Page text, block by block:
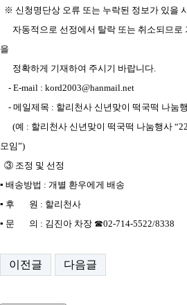
※ 신청명단상 오류 또는 누락된 정보가 있을
자동적으로 선정에서 탈락 또는 취소되므
을
정확하게 기재하여 주시기 바랍니다.
- E-mail : kord2003@hanmail.net
- 메일제목 : 할리천사 신년맞이 떡국떡 나눔
(예 : 할리천사 신년맞이 떡국떡 나눔행사
모임”)
③ 조정 및 선정
▪ 배송방법 : 개별 환우에게 배송
▪ 후 원 : 할리천사
▪ 문 의 : 김진아 차장 ☎02-714-5522/8338
이전글 다음글